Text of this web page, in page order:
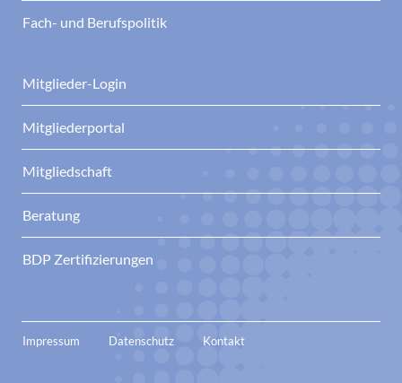
Fach- und Berufspolitik
Mitglieder-Login
Mitgliederportal
Mitgliedschaft
Beratung
BDP Zertifizierungen
Impressum Datenschutz Kontakt